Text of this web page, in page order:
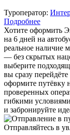
Туроператор:
Подробнее
Хотите оформить
на 6 дней на
реальное наличие
— без скрытых
выберите
вы сразу
оформите путёвку
проверенных
гибкими
и забронируйте
Отправляйтесь в